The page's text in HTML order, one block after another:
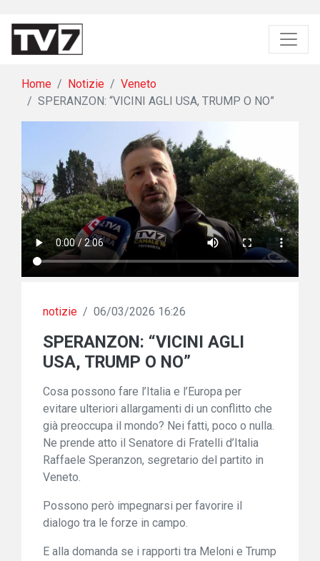
Home Notizie
Veneto
SPERANZON: “VICINI AGLI USA, TRUMP O NO”
notizie / 06/03/2026 16:26
SPERANZON: “VICINI AGLI
USA, TRUMP O NO”
Cosa possono fare l’Italia e l’Europa per
evitare ulteriori allargamenti di un conflitto che
già preoccupa il mondo? Nei fatti, poco o nulla.
Ne prende atto il Senatore di Fratelli d’Italia
Raffaele Speranzon, segretario del partito in
Veneto.
Possono però impegnarsi per favorire il
dialogo tra le forze in campo.
E alla domanda se i rapporti tra Meloni e Trump